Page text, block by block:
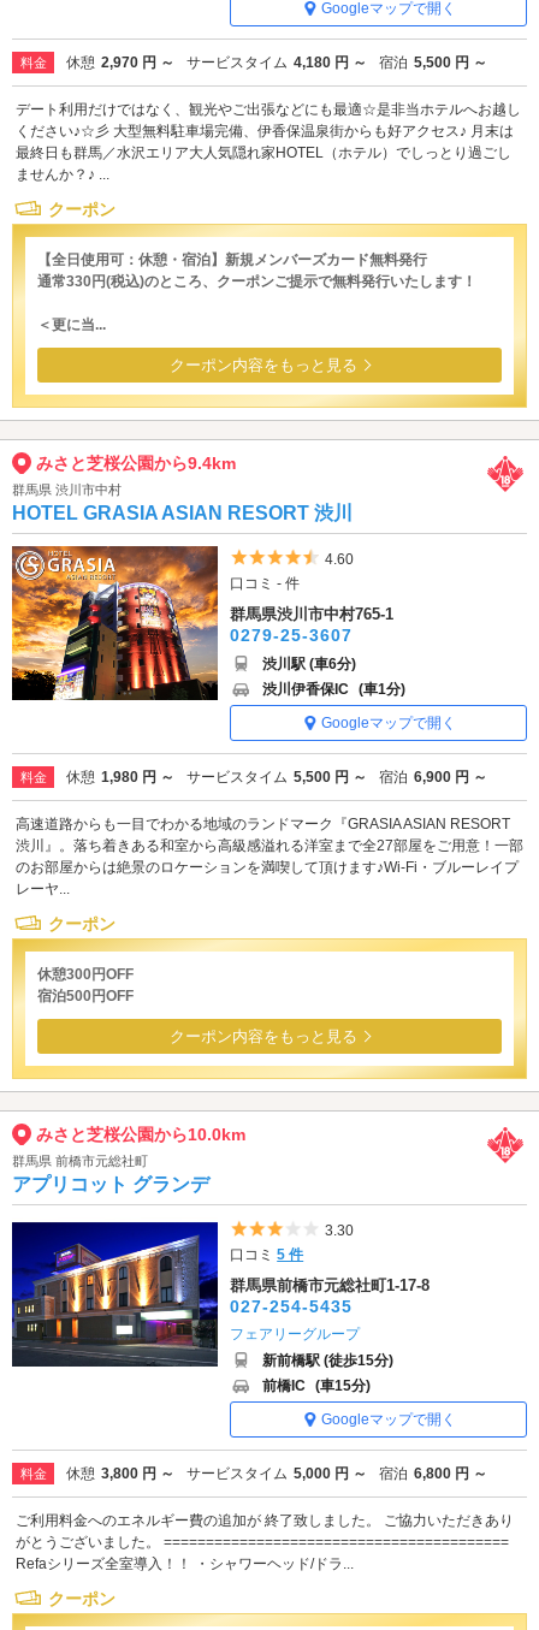
Googleマップで開く
料金 休憩 2,970 円 ～ サービスタイム 4,180 円 ～ 宿泊 5,500 円 ～
デート利用だけではなく、観光やご出張などにも最適☆是非当ホテルへお越し
ください♪☆彡 大型無料駐車場完備、伊香保温泉街からも好アクセス♪ 月末は
最終日も群馬／水沢エリア大人気隠れ家HOTEL（ホテル）でしっとり過ごし
ませんか？♪ ...
クーポン
【全日使用可：休憩・宿泊】新規メンバーズカード無料発行
通常330円(税込)のところ、クーポンご提示で無料発行いたします！
＜更に当...
クーポン内容をもっと見る
みさと芝桜公園から9.4km
群馬県 渋川市中村
HOTEL GRASIA ASIAN RESORT 渋川
5つ星のうち4.5
4.60
口コミ - 件
群馬県渋川市中村765-1
0279-25-3607
渋川駅 (車6分)
渋川伊香保IC (車1分)
Googleマップで開く
料金 休憩 1,980 円 ～ サービスタイム 5,500 円 ～ 宿泊 6,900 円 ～
高速道路からも一目でわかる地域のランドマーク『GRASIA ASIAN RESORT
渋川』。落ち着きある和室から高級感溢れる洋室まで全27部屋をご用意！一部
のお部屋からは絶景のロケーションを満喫して頂けます♪Wi-Fi・ブルーレイプ
レーヤ...
クーポン
休憩300円OFF
宿泊500円OFF
クーポン内容をもっと見る
みさと芝桜公園から10.0km
群馬県 前橋市元総社町
アプリコット グランデ
5つ星のうち3
3.30
口コミ5 件
群馬県前橋市元総社町1-17-8
027-254-5435
フェアリーグループ
新前橋駅 (徒歩15分)
前橋IC (車15分)
Googleマップで開く
料金 休憩 3,800 円 ～ サービスタイム 5,000 円 ～ 宿泊 6,800 円 ～
ご利用料金へのエネルギー費の追加が 終了致しました。 ご協力いただきあり
がとうございました。 =========================================
Refaシリーズ全室導入！！ ・シャワーヘッド/ドラ...
クーポン